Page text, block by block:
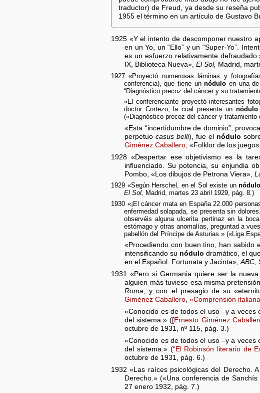
traductor) de Freud, ya desde su reseña
1955 el término en un artículo de Gustavo
1925 «Y el intento de descomponer nuestro
en un Yo, un “Ello” y un “Super-Yo”.
es un esfuerzo relativamente
IX, Biblioteca Nueva»,El Sol, Madrid,
1927 «Proyectó numerosas láminas y
conferencia), que tiene unnódulo en una
“Diagnóstico precoz del cáncer y su
«El conferenciante proyectó interesantes
doctor Cortezo, la cual presenta un nódulo
(«Diagnóstico precoz del cáncer y
«Esta “incertidumbre de dominio”,
perpetuocasus belli), fue el nódulo
Giménez Caballero, «Folklor de los
1928 «Despertar ese objetivismo es la
influenciado. Su potencia, su enjundia
Pombo, «Los dibujos de Petrona Viera»,
1929 «Según Herschel, en el Sol existe unnódulo
El Sol, Madrid, martes 23 abril 1929, pág. 8.)
1930 «¡El cáncer mata en España 22.000
enfermedad solapada, se presenta sin
observéis alguna ulcerita pertinaz en la
estómago y otras anomalías, preguntad a
pabellón del Príncipe de Asturias.» («Liga
«Procediendo con buen tino, han sabido
intensificando su nódulo dramático, el
en el Español. Fortunata y Jacinta»,ABC,
1931 «Pero si Germania quiere ser la
alguien más tuviese esa misma
Roma, y con el presagio de su
Giménez Caballero,«Comprensión
«Conocido es de todos el uso –y a veces
del sistema.» ([Ernesto Giménez
octubre de 1931, nº 115, pág. 3.)
«Conocido es de todos el uso –y a veces
del sistema.» (“El Robinsón literario de
octubre de 1931, pág. 6.)
1932 «Las raíces psicológicas del Derecho.
Derecho.» («Una conferencia de
27 enero 1932, pág. 7.)